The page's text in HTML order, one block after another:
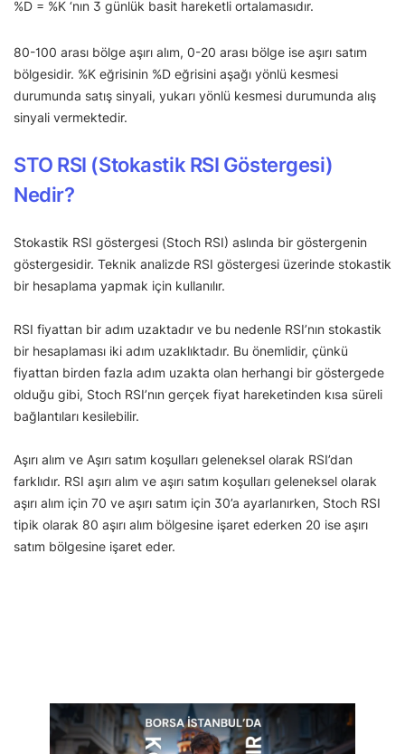
%D = %K ‘nın 3 günlük basit hareketli ortalamasıdır.
80-100 arası bölge aşırı alım, 0-20 arası bölge ise aşırı satım
bölgesidir. %K eğrisinin %D eğrisini aşağı yönlü kesmesi
durumunda satış sinyali, yukarı yönlü kesmesi durumunda alış
sinyali vermektedir.
STO RSI (Stokastik RSI Göstergesi)
Nedir?
Stokastik RSI göstergesi (Stoch RSI) aslında bir göstergenin
göstergesidir. Teknik analizde RSI göstergesi üzerinde stokastik
bir hesaplama yapmak için kullanılır.
RSI fiyattan bir adım uzaktadır ve bu nedenle RSI’nın stokastik
bir hesaplaması iki adım uzaklıktadır. Bu önemlidir, çünkü
fiyattan birden fazla adım uzakta olan herhangi bir göstergede
olduğu gibi, Stoch RSI’nın gerçek fiyat hareketinden kısa süreli
bağlantıları kesilebilir.
Aşırı alım ve Aşırı satım koşulları geleneksel olarak RSI’dan
farklıdır. RSI aşırı alım ve aşırı satım koşulları geleneksel olarak
aşırı alım için 70 ve aşırı satım için 30’a ayarlanırken, Stoch RSI
tipik olarak 80 aşırı alım bölgesine işaret ederken 20 ise aşırı
satım bölgesine işaret eder.